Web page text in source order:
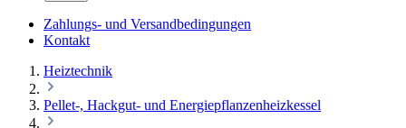
Zahlungs- und Versandbedingungen
Kontakt
Heiztechnik
Pellet-, Hackgut- und Energiepflanzenheizkessel